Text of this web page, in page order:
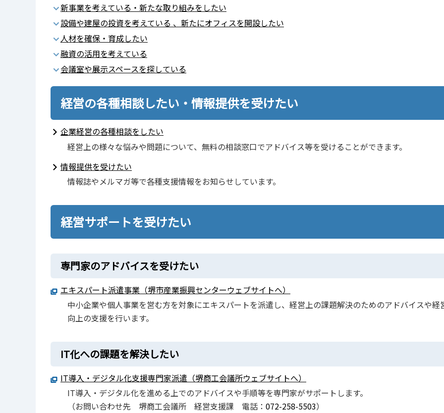
新事業を考えている・新たな取り組みをしたい
設備や建屋の投資を考えている 、新たにオフィスを開設したい
人材を確保・育成したい
融資の活用を考えている
会議室や展示スペースを探している
経営の各種相談したい・情報提供を受けたい
企業経営の各種相談をしたい
経営上の様々な悩みや問題について、無料の相談窓口でアドバイス等を受けることができます。
情報提供を受けたい
情報誌やメルマガ等で各種支援情報をお知らせしています。
経営サポートを受けたい
専門家のアドバイスを受けたい
エキスパート派遣事業（堺市産業振興センターウェブサイトへ）
中小企業や個人事業を営む方を対象にエキスパートを派遣し、経営上の課題解決のためのアドバイスや経
向上の支援を行います。
IT化への課題を解決したい
IT導入・デジタル化支援専門家派遣（堺商工会議所ウェブサイトへ）
IT導入・デジタル化を進める上でのアドバイスや手順等を専門家がサポートします。
（お問い合わせ先 堺商工会議所 経営支援課 電話： 072-258-5503）